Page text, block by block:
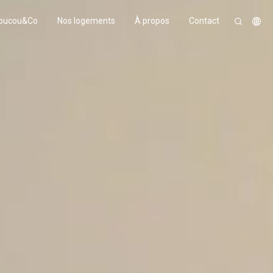
Nos logements À propos Contact